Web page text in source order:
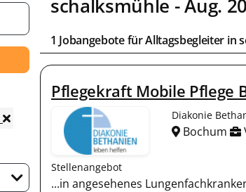
schalksmühle - Aug.
1 Jobangebote fürAlltagsbegleiter in
Pflegekraft Mobile Pflege
Diakonie
Bochum
Stellenangebot
...in angesehenes